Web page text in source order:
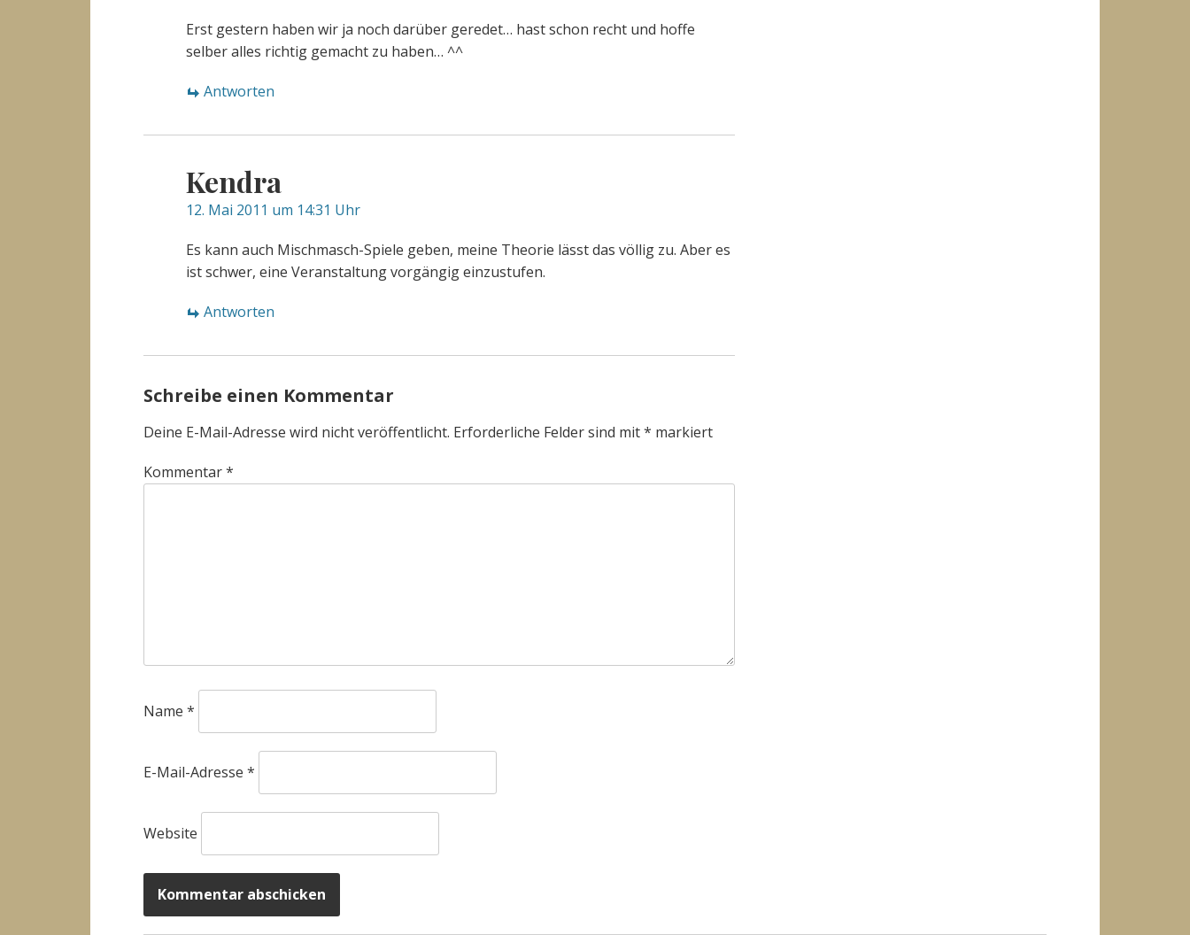
Erst gestern haben wir ja noch darüber geredet… hast schon recht und hoffe
selber alles richtig gemacht zu haben… ^^
Antworten
Kendra
12. Mai 2011 um 14:31 Uhr
Es kann auch Mischmasch-Spiele geben, meine Theorie lässt das völlig zu. Aber es
ist schwer, eine Veranstaltung vorgängig einzustufen.
Antworten
Schreibe einen Kommentar
Deine E-Mail-Adresse wird nicht veröffentlicht. Erforderliche Felder sind mit* markiert
Kommentar*
Name *
E-Mail-Adresse *
Website